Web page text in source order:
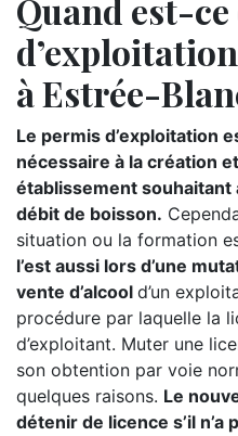
Quand est-
à Estrée-
Le permis d’exploitation
nécessaire à la création
établissement souhaitant
débit de boisson.
situation ou la formation
l’est aussi lors d’une
vente d’alcool d’un
procédure par laquelle la
d’exploitant. Muter une
son obtention par voie
quelques raisons. Le
détenir de licence s’il